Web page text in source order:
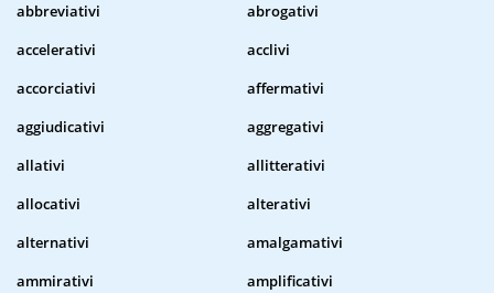
abbreviativi
abrogativi
accelerativi
acclivi
accorciativi
affermativi
aggiudicativi
aggregativi
allativi
allitterativi
allocativi
alterativi
alternativi
amalgamativi
ammirativi
amplificativi